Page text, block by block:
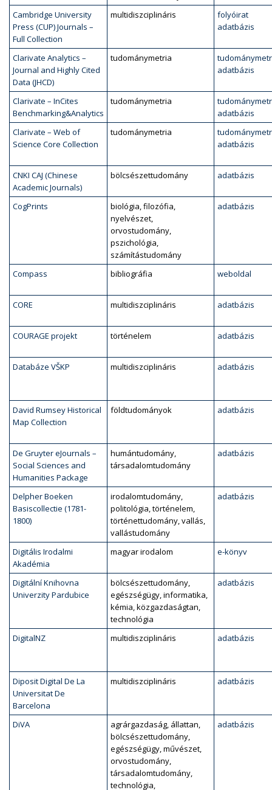
Cambridge University
Press (CUP) Journals –
Full Collection
multidiszciplináris
folyóirat
adatbázis
Clarivate Analytics –
Journal and Highly Cited
Data (JHCD)
tudománymetria
adatbázis
Clarivate – InCites
Benchmarking&Analytics
tudománymetria
adatbázis
Clarivate – Web of
Science Core Collection
tudománymetria
adatbázis
CNKI CAJ (Chinese
Academic Journals)
bölcsészettudomány adatbázis
CogPrints
biológia, filozófia,
nyelvészet,
orvostudomány,
pszichológia,
számítástudomány
adatbázis
Compass bibliográfia weboldal
CORE multidiszciplináris adatbázis
COURAGE projekt történelem adatbázis
Databáze VŠKP multidiszciplináris adatbázis
David Rumsey Historical
Map Collection
földtudományok adatbázis
De Gruyter eJournals –
Social Sciences and
Humanities Package
humántudomány,
társadalomtudomány
adatbázis
Delpher Boeken
Basiscollectie (1781-
1800)
irodalomtudomány,
politológia, történelem,
történettudomány, vallás,
vallástudomány
adatbázis
Digitális Irodalmi
Akadémia
magyar irodalom e-könyv
Digitální Knihovna
Univerzity Pardubice
bölcsészettudomány,
egészségügy, informatika,
kémia, közgazdaságtan,
technológia
adatbázis
DigitalNZ multidiszciplináris adatbázis
Diposit Digital De La
Universitat De
Barcelona
multidiszciplináris adatbázis
DiVA
agrárgazdaság, állattan,
bölcsészettudomány,
egészségügy, művészet,
orvostudomány,
társadalomtudomány,
technológia,
adatbázis